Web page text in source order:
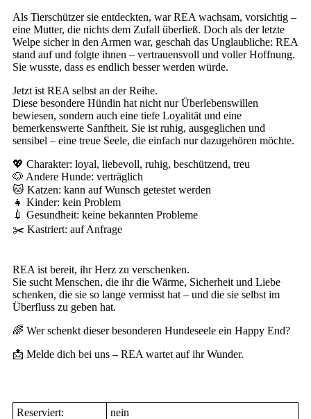
Als Tierschützer sie entdeckten, war REA wachsam, vorsichtig –
eine Mutter, die nichts dem Zufall überließ. Doch als der letzte
Welpe sicher in den Armen war, geschah das Unglaubliche: REA
stand auf und folgte ihnen – vertrauensvoll und voller Hoffnung.
Sie wusste, dass es endlich besser werden würde.
Jetzt ist REA selbst an der Reihe.
Diese besondere Hündin hat nicht nur Überlebenswillen
bewiesen, sondern auch eine tiefe Loyalität und eine
bemerkenswerte Sanftheit. Sie ist ruhig, ausgeglichen und
sensibel – eine treue Seele, die einfach nur dazugehören möchte.
💖 Charakter: loyal, liebevoll, ruhig, beschützend, treu
🐶 Andere Hunde: verträglich
🐱 Katzen: kann auf Wunsch getestet werden
👧 Kinder: kein Problem
💉 Gesundheit: keine bekannten Probleme
✂️ Kastriert: auf Anfrage
REA ist bereit, ihr Herz zu verschenken.
Sie sucht Menschen, die ihr die Wärme, Sicherheit und Liebe
schenken, die sie so lange vermisst hat – und die sie selbst im
Überfluss zu geben hat.
🌈 Wer schenkt dieser besonderen Hundeseele ein Happy End?
📩 Melde dich bei uns – REA wartet auf ihr Wunder.
Reserviert:
nein